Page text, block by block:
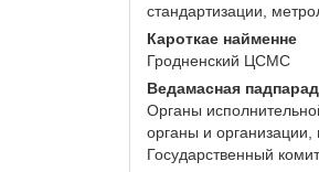
стандартизации,
Кароткае найменне
Гродненский ЦСМС
Ведамасная
Органы
органы и
Государственный